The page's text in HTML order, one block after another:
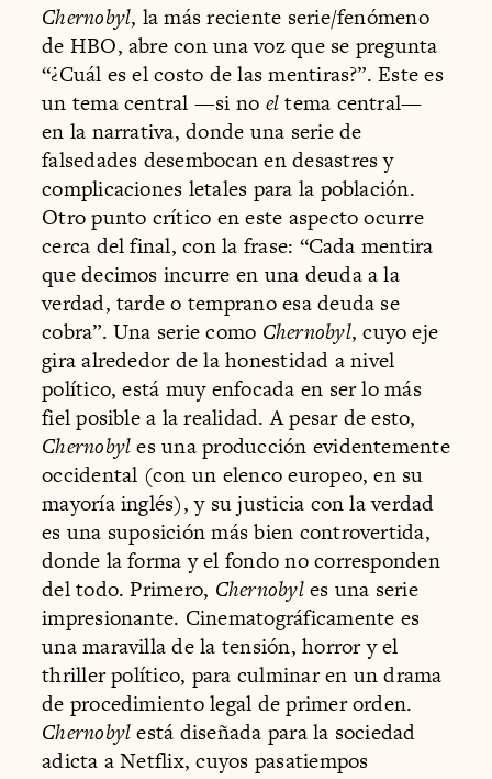
Chernobyl, la más reciente serie/fenómeno
de HBO, abre con una voz que se pregunta
“¿Cuál es el costo de las mentiras?”. Este es
un tema central —si no eltema central—
en la narrativa, donde una serie de
falsedades desembocan en desastres y
complicaciones letales para la población.
Otro punto crítico en este aspecto ocurre
cerca del final, con la frase: “Cada mentira
que decimos incurre en una deuda a la
verdad, tarde o temprano esa deuda se
cobra”. Una serie como Chernobyl, cuyo eje
gira alrededor de la honestidad a nivel
político, está muy enfocada en ser lo más
fiel posible a la realidad. A pesar de esto,
Chernobyles una producción evidentemente
occidental (con un elenco europeo, en su
mayoría inglés), y su justicia con la verdad
es una suposición más bien controvertida,
donde la forma y el fondo no corresponden
del todo. Primero, Chernobyles una serie
impresionante. Cinematográficamente es
una maravilla de la tensión, horror y el
thriller político, para culminar en un drama
de procedimiento legal de primer orden.
Chernobylestá diseñada para la sociedad
adicta a Netflix, cuyos pasatiempos